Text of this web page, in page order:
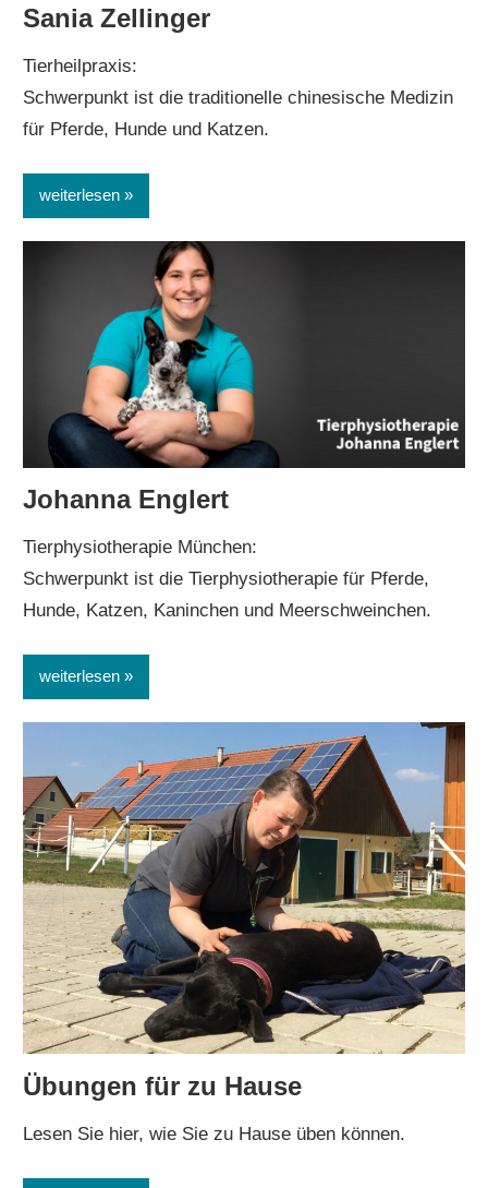
Sania Zellinger
Tierheilpraxis:
Schwerpunkt ist die traditionelle chinesische Medizin
für Pferde, Hunde und Katzen.
weiterlesen
Johanna Englert
Tierphysiotherapie München:
Schwerpunkt ist die Tierphysiotherapie für Pferde,
Hunde, Katzen, Kaninchen und Meerschweinchen.
weiterlesen
Übungen für zu Hause
Lesen Sie hier, wie Sie zu Hause üben können.